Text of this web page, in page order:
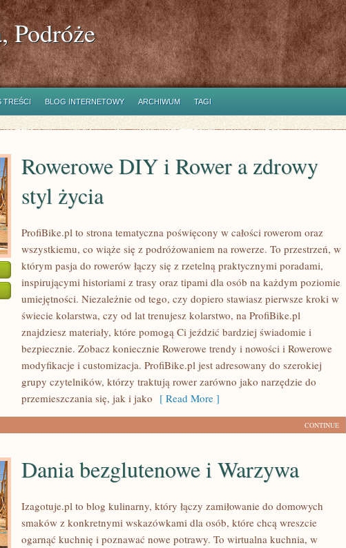
Podróże
TREŚCI BLOG INTERNETOWY ARCHIWUM TAGI
Rowerowe DIY i Rower a zdrowy
styl życia
ProfiBike.pl to strona tematyczna poświęcony w całości rowerom oraz
wszystkiemu, co wiąże się z podróżowaniem na rowerze. To przestrzeń, w
którym pasja do rowerów łączy się z rzetelną praktycznymi poradami,
inspirującymi historiami z trasy oraz tipami dla osób na każdym poziomie
umiejętności. Niezależnie od tego, czy dopiero stawiasz pierwsze kroki w
świecie kolarstwa, czy od lat trenujesz kolarstwo, na ProfiBike.pl
znajdziesz materiały, które pomogą Ci jeździć bardziej świadomie i
bezpiecznie. Zobacz koniecznie Rowerowe trendy i nowości i Rowerowe
modyfikacje i customizacja. ProfiBike.pl jest adresowany do szerokiej
grupy czytelników, którzy traktują rower zarówno jako narzędzie do
przemieszczania się, jak i jako [ Read More ]
CONTINUE
Dania bezglutenowe i Warzywa
Izagotuje.pl to blog kulinarny, który łączy zamiłowanie do domowych
smaków z konkretnymi wskazówkami dla osób, które chcą wreszcie
ogarnąć kuchnię i poznawać nowe potrawy. To wirtualna kuchnia, w